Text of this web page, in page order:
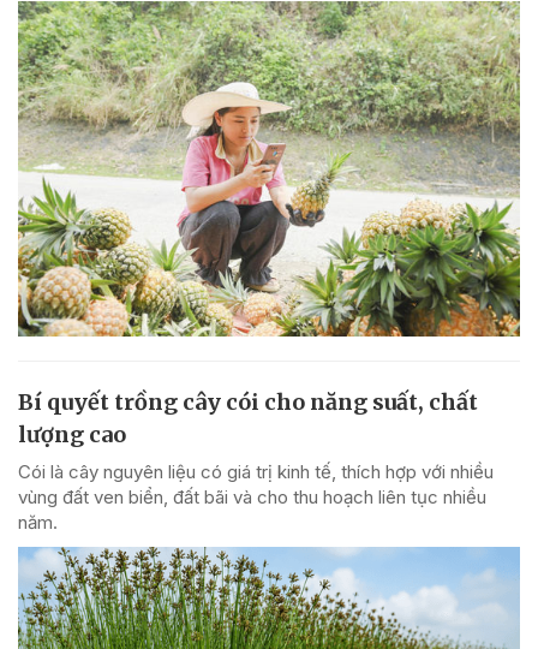
Bí quyết trồng cây cói cho năng suất, chất
lượng cao
Cói là cây nguyên liệu có giá trị kinh tế, thích hợp với nhiều
vùng đất ven biển, đất bãi và cho thu hoạch liên tục nhiều
năm.